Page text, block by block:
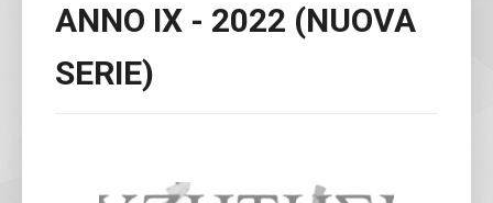
ANNO IX - 2022 (NUOVA
SERIE)